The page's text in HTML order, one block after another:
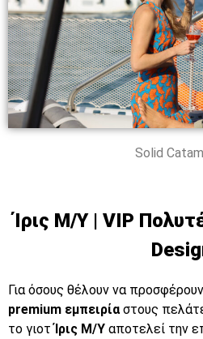
Solid
Ίρις M/Y | VIP
Για όσους θέλουν να
premium εμπειρία στους
το γιοτΊρις M/Y αποτελεί την